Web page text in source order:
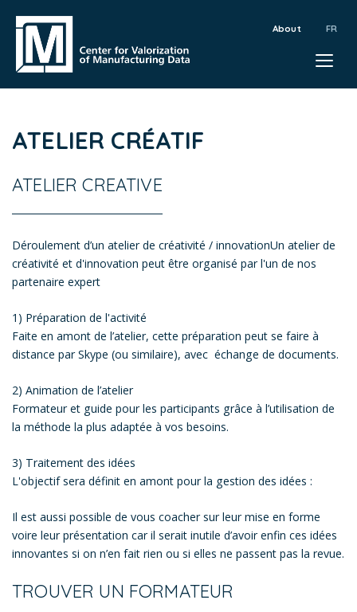
About
ATELIER CRÉATIF
ATELIER CREATIVE
Déroulement d’un atelier de créativité / innovationUn atelier de
créativité et d'innovation peut être organisé par l'un de nos
partenaire expert
1) Préparation de l'activité
​Faite en amont de l’atelier, cette préparation peut se faire à
distance par Skype (ou similaire), avec échange de documents.
2) Animation de l’atelier
Formateur et guide pour les participants grâce à l’utilisation de
la méthode la plus adaptée à vos besoins.
​3) Traitement des idées
L'objectif sera définit en amont pour la gestion des idées :
Il est aussi possible de vous coacher sur leur mise en forme
voire leur présentation car il serait inutile d’avoir enfin ces idées
innovantes si on n’en fait rien ou si elles ne passent pas la revue.
TROUVER UN FORMATEUR